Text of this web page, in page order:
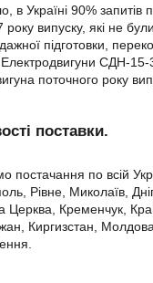
в Україні 90%
випуску, які не
підготовки,
СДН-15-
поточного року
поставки.
постачання по всій
Рівне, Миколаїв,
Церква, Кременчук,
Киргизстан,